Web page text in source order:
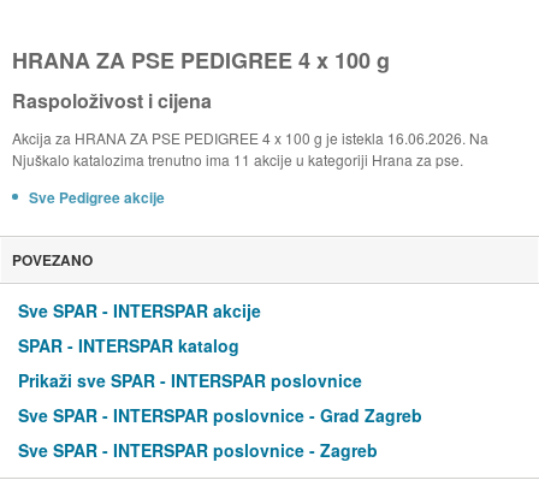
HRANA ZA PSE PEDIGREE 4 x 100 g
Raspoloživost i cijena
Akcija za HRANA ZA PSE PEDIGREE 4 x 100 g je istekla 16.06.2026. Na
Njuškalo katalozima trenutno ima 11 akcije u kategoriji Hrana za pse.
Sve Pedigree akcije
POVEZANO
Sve SPAR - INTERSPAR akcije
SPAR - INTERSPAR katalog
Prikaži sve SPAR - INTERSPAR poslovnice
Sve SPAR - INTERSPAR poslovnice - Grad Zagreb
Sve SPAR - INTERSPAR poslovnice - Zagreb